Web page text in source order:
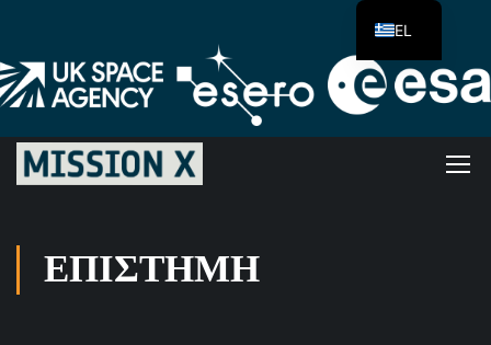
ΕΠΙΣΤΉΜΗ
EL